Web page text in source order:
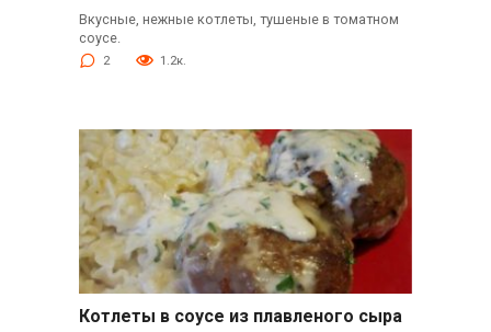
Вкусные, нежные котлеты, тушеные в томатном
соусе.
2 1.2к.
Котлеты в соусе из плавленого сыра